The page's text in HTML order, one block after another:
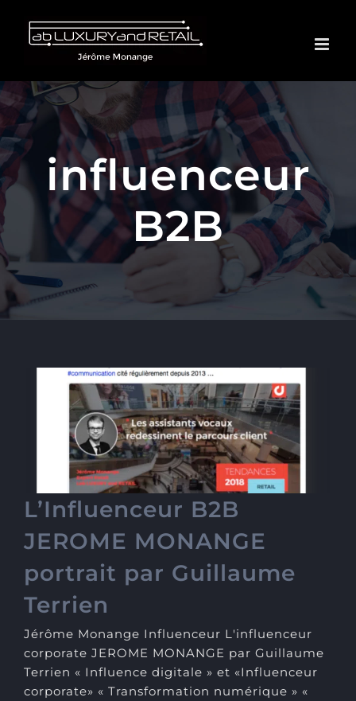
contenu
influenceur
B2B
L’Influenceur B2B JEROME
MONANGE portrait par
Guillaume Terrien
L’Influenceur B2B
JEROME MONANGE
portrait par Guillaume
Terrien
Jérôme Monange Influenceur L'influenceur
corporate JEROME MONANGE par Guillaume
Terrien « Influence digitale » et «Influenceur
corporate» « Transformation numérique » «